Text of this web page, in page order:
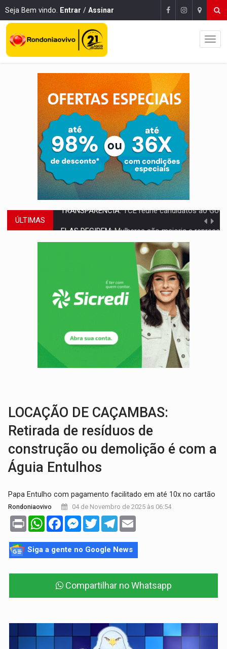
Seja Bem vindo. Entrar / Assinar
ÚLTIMAS Mulheres são maioria e representam 52% do eleitorado de
NO CARRO:Homem é preso com pistola 9mm durante abordagem da Força
Pai do 'Xandy Motocross' morre em
Motorista de caminhonete morre preso às ferragens em colisão
LAZER:Seis lugares gratuitos para aproveitar o fim de semana
FTICCO e Força Tática prendem membro do CV com arma e drogas
INCLUSÃO:Prefeitura fortalece parceria com a APAE para ampliar ações
DEFESA: Exército testa inovações no combate a drones durante
LOCAÇÃO DE CAÇAMBAS:
Retirada de resíduos de
construção ou demolição é com a
Águia Entulhos
Papa Entulho com pagamento facilitado em até 10x no cartão
Rondoniaovivo 04 de Novembro de 2025 às 06:54
Print WhatsAppFacebookMessenger
TwitterTelegram
Siga a gente no Google News
Compartilhar no Whatsapp